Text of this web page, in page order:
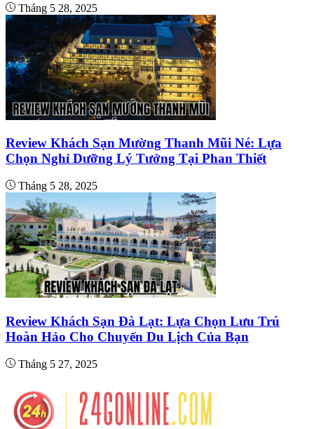
Tháng 5 28, 2025
Review Khách Sạn Mường Thanh Mũi Né: Lựa
Chọn Nghỉ Dưỡng Lý Tưởng Tại Phan Thiết
Tháng 5 28, 2025
Review Khách Sạn Đà Lạt: Lựa Chọn Lưu Trú
Hoàn Hảo Cho Chuyến Du Lịch Của Bạn
Tháng 5 27, 2025